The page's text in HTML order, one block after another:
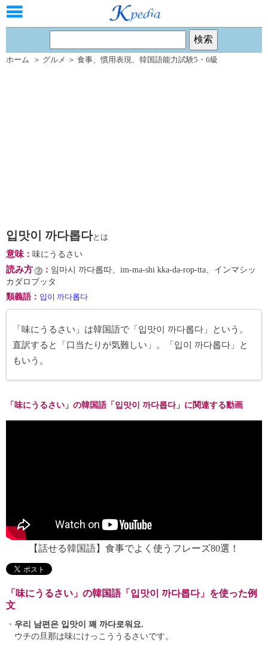
ホーム ＞ グルメ ＞ 食事、 慣用表現、 韓国語能力試験5・6級
입맛이 까다롭다とは
意味： 味にうるさい
読み方 ： 임마시 까다롭따、im-ma-shi kka-da-rop-tta、インマシッ
カダロプッタ
類義語 ： 입이 까다롭다
「味にうるさい」は韓国語で「입맛이 까다롭다」という。
直訳すると「口当たりが気難しい」。「입이 까다롭다」と
もいう。
「味にうるさい」の韓国語「입맛이 까다롭다」に関連する動画
【話せる韓国語】食事でよく使うフレーズ80選！
「味にうるさい」の韓国語「입맛이 까다롭다」を使った例
文
・ 우리 남편은 입맛이 꽤 까다로워요.
ウチの旦那は味にけっこううるさいです。